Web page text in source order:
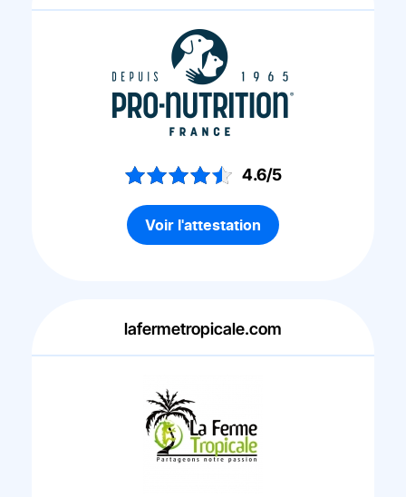
4.6/5
Voir l'attestation
lafermetropicale.com